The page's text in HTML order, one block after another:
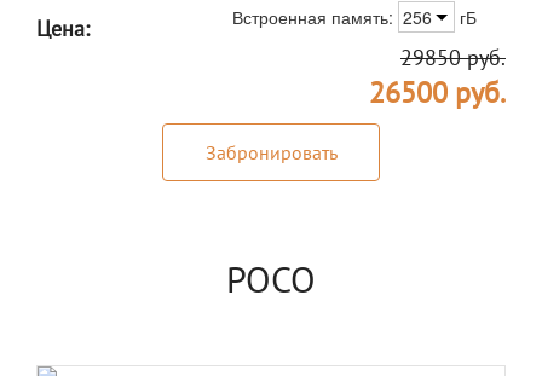
Встроенная память: 256 гБ
Цена:
29850руб.
26500руб.
Забронировать
POCO